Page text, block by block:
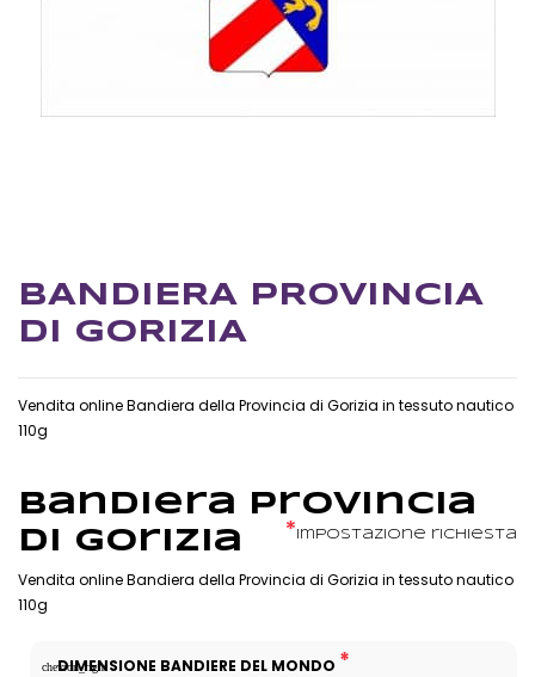
BANDIERA PROVINCIA
DI GORIZIA
Vendita online Bandiera della Provincia di Gorizia in tessuto nautico
110g
Bandiera Provincia
di Gorizia
* Impostazione richiesta
Vendita online Bandiera della Provincia di Gorizia in tessuto nautico
110g
chevron_right
DIMENSIONE BANDIERE DEL MONDO *